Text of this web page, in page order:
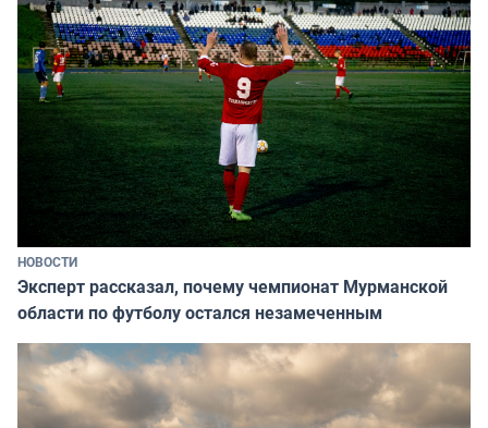
НОВОСТИ
Эксперт рассказал, почему чемпионат Мурманской
области по футболу остался незамеченным